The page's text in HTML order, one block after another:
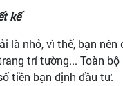
kế
là nhỏ, vì thế, bạn
trí tường... Toàn
tiền bạn định đầu tư.